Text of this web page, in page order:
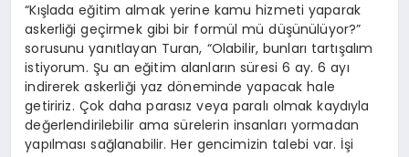
“Kışlada eğitim almak yerine kamu hizmeti yaparak
askerliği geçirmek gibi bir formül mü düşünülüyor?”
sorusunu yanıtlayan Turan, “Olabilir, bunları tartışalım
istiyorum. Şu an eğitim alanların süresi 6 ay. 6 ayı
indirerek askerliği yaz döneminde yapacak hale
getiririz. Çok daha parasız veya paralı olmak kaydıyla
değerlendirilebilir ama sürelerin insanları yormadan
yapılması sağlanabilir. Her gencimizin talebi var. İşi